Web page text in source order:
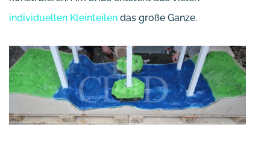
individuellen Kleinteilen das große Ganze.